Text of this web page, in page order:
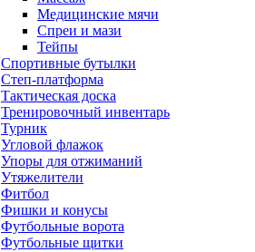
Медицинские мячи
Спреи и мази
Тейпы
Спортивные бутылки
Степ-платформа
Тактическая доска
Тренировочный инвентарь
Турник
Угловой флажок
Упоры для отжиманий
Утяжелители
Фитбол
Фишки и конусы
Футбольные ворота
Футбольные щитки